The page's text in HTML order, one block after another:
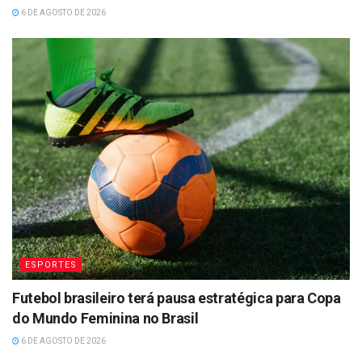
6 DE AGOSTO DE 2026
ESPORTES
Futebol brasileiro terá pausa estratégica para Copa
do Mundo Feminina no Brasil
6 DE AGOSTO DE 2026